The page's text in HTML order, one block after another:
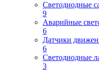
Apply
Светодиодные
9
Apply
Аварийные
6
Apply
Датчики
6
Apply Датчики
Светодиодные
3